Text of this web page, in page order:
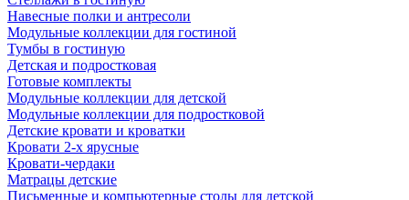
Навесные полки и антресоли
Модульные коллекции для гостиной
Тумбы в гостиную
Детская и подростковая
Готовые комплекты
Модульные коллекции для детской
Модульные коллекции для подростковой
Детские кровати и кроватки
Кровати 2-х ярусные
Кровати-чердаки
Матрацы детские
Письменные и компьютерные столы для детской